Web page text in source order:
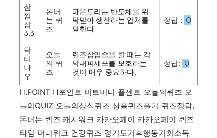
삼
쩜
삼
3.3
돈버
는 퀴
즈
파운드리는 반도체를 위
탁받아 생산하는 업체를
말한다.
정답 : O
닥
터
나
우
오늘
의 퀴
즈
렌즈삽입술을 할 때는 각
막내피세포를 보호하는
것이 매우 중요하다.
정답: O
H.POINT H포인트 비트버니 폴센트 오늘의퀴즈 오
늘의QUIZ 오늘의상식퀴즈 상품퀴즈풀기 퀴즈정답,
돈버는 퀴즈 캐시워크 카카오페이 카카오페이 퀴즈
타임 머니워크 건강퀴즈 경기도기후행동기회소득